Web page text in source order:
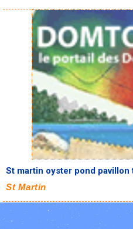
St martin oyster pond pavillon
St Martin